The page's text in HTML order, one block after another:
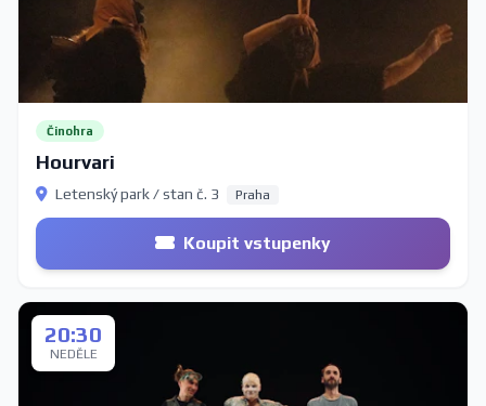
Činohra
Hourvari
Letenský park / stan č. 3 Praha
Koupit vstupenky
20:30
NEDĚLE